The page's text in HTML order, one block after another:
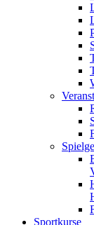
Sportkurse